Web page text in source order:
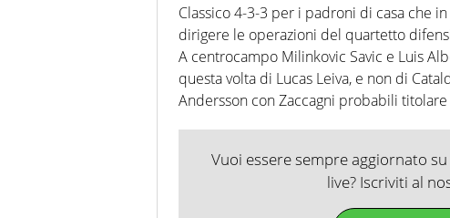
Classico 4-3-3 per i padroni di casa che
dirigere le operazioni del quartetto
A centrocampo Milinkovic Savic e Luis
questa volta di Lucas Leiva, e non di
Andersson con Zaccagni probabili
Vuoi essere sempre aggiornato
live? Iscriviti al